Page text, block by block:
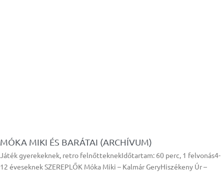
MÓKA MIKI ÉS BARÁTAI (ARCHÍVUM)
Játék gyerekeknek, retro felnőtteknekIdőtartam: 60 perc, 1 felvonás4-
12 éveseknek SZEREPLŐK Móka Miki – Kalmár GeryHiszékeny Úr –